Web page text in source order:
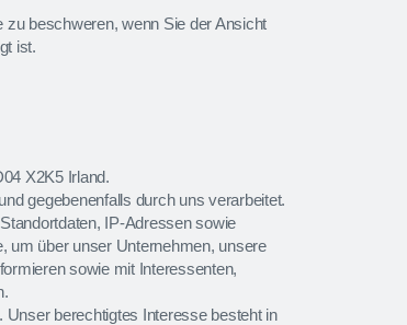
beschweren, wenn Sie der Ansicht
ist.
X2K5 Irland.
gegebenenfalls durch uns verarbeitet.
IP-Adressen sowie
um über unser Unternehmen, unsere
sowie mit Interessenten,
berechtigtes Interesse besteht in